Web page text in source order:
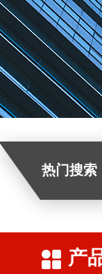
热门搜索
产